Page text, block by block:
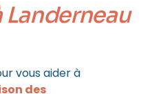
vous aider à
des